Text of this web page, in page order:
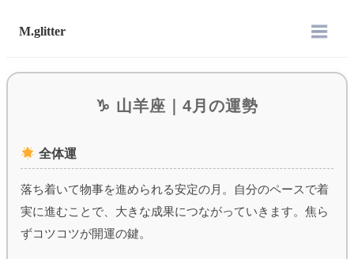
M.glitter
♑︎ 山羊座｜4月の運勢
全体運
落ち着いて物事を進められる安定の月。自分のペースで着
実に進むことで、大きな成果につながっていきます。焦ら
ずコツコツが開運の鍵。